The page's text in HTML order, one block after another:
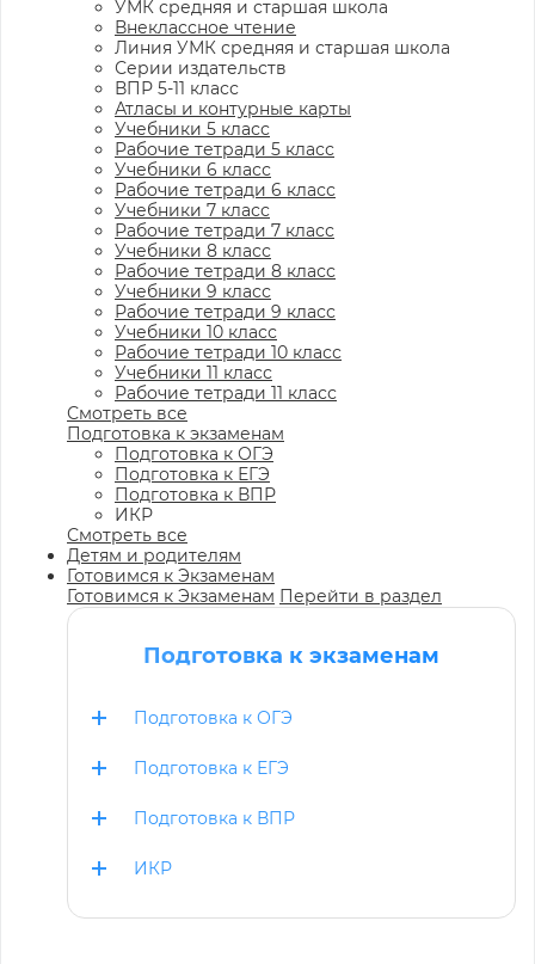
УМК средняя и старшая школа
Внеклассное чтение
Линия УМК средняя и старшая школа
Серии издательств
ВПР 5-11 класс
Атласы и контурные карты
Учебники 5 класс
Рабочие тетради 5 класс
Учебники 6 класс
Рабочие тетради 6 класс
Учебники 7 класс
Рабочие тетради 7 класс
Учебники 8 класс
Рабочие тетради 8 класс
Учебники 9 класс
Рабочие тетради 9 класс
Учебники 10 класс
Рабочие тетради 10 класс
Учебники 11 класс
Рабочие тетради 11 класс
Смотреть все
Подготовка к экзаменам
Подготовка к ОГЭ
Подготовка к ЕГЭ
Подготовка к ВПР
ИКР
Смотреть все
Детям и родителям
Готовимся к Экзаменам
Готовимся к Экзаменам Перейти в раздел
Подготовка к экзаменам
Подготовка к ОГЭ
Подготовка к ЕГЭ
Подготовка к ВПР
ИКР